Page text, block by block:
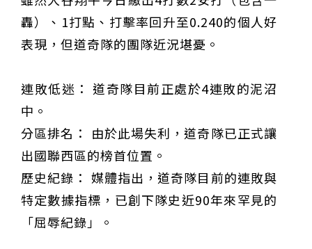
轟）、1打點、打擊率回升至0.240的個人好
表現，但道奇隊的團隊近況堪憂。
連敗低迷： 道奇隊目前正處於4連敗的泥沼
中。
分區排名： 由於此場失利，道奇隊已正式讓
出國聯西區的榜首位置。
歷史紀錄： 媒體指出，道奇隊目前的連敗與
特定數據指標，已創下隊史近90年來罕見的
「屈辱紀錄」。